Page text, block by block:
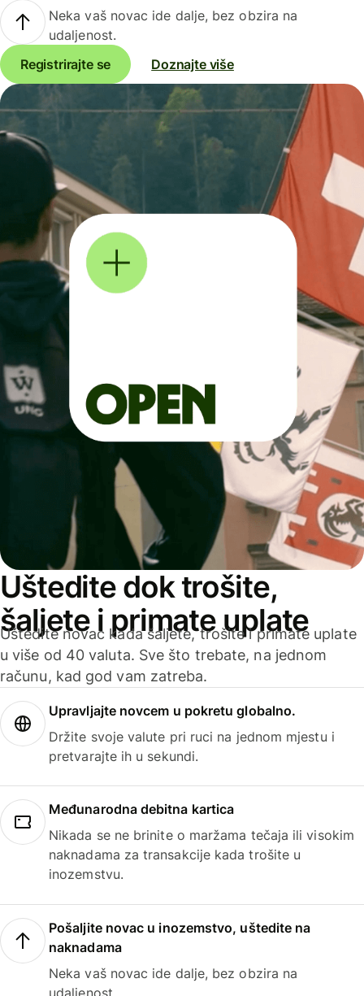
Neka vaš novac ide dalje, bez obzira na
udaljenost.
Registrirajte se
Doznajte više
Uštedite dok trošite,
šaljete i primate uplate
Uštedite novac kada šaljete, trošite i primate uplate
u više od 40 valuta. Sve što trebate, na jednom
računu, kad god vam zatreba.
Upravljajte novcem u pokretu globalno.
Držite svoje valute pri ruci na jednom mjestu i
pretvarajte ih u sekundi.
Međunarodna debitna kartica
Nikada se ne brinite o maržama tečaja ili visokim
naknadama za transakcije kada trošite u
inozemstvu.
Pošaljite novac u inozemstvo, uštedite na
naknadama
Neka vaš novac ide dalje, bez obzira na
udaljenost.